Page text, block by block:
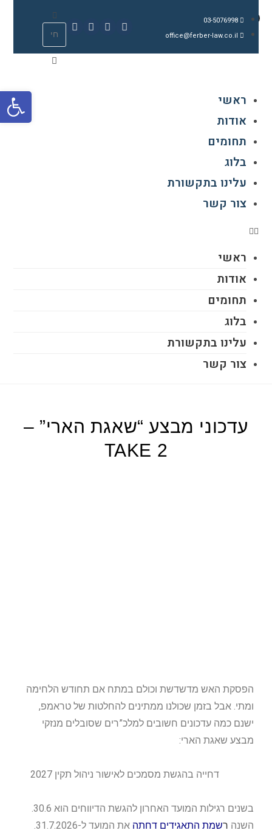
03-5076998
office@ferber-law.co.il
ראשי
אודות
תחומים
בלוג
עלינו בתקשורת
צור קשר
ראשי
אודות
תחומים
בלוג
עלינו בתקשורת
צור קשר
עדכוני מבצע “שאגת הארי” –
TAKE 2
הפסקת האש מדשדשת וכולם במתח אם תחודש הלחימה
ומתי. אבל בזמן שכולנו ממתינים להחלטות של טראמפ,
ישנם כמה עדכונים חשובים למלכ”רים שסובלים מנזקי
מבצע שאגת הארי:
דחייה בהגשת מסמכים לאישור ניהול תקין 2027
בשנים רגילות המועד האחרון להגשת הדיווחים הוא 30.6.
השנה רשמת התאגידים דחתה את המועד ל-31.7.2026.
פתח סרגל נגישות